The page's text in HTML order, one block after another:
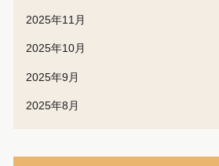
2025年11月
2025年10月
2025年9月
2025年8月